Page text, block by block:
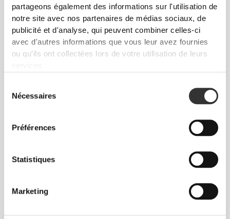
partageons également des informations sur l'utilisation de
notre site avec nos partenaires de médias sociaux, de
publicité et d'analyse, qui peuvent combiner celles-ci
avec d'autres informations que vous leur avez fournies
ou qu'ils ont collectées lors de votre utilisation de leurs
Nécessaires
Préférences
Statistiques
MarketingMontre-toi sous ton